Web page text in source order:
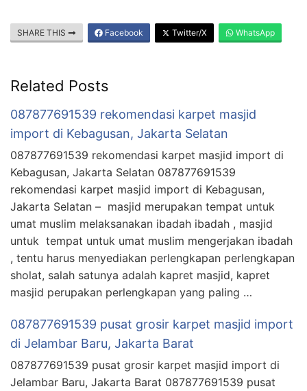
SHARE THIS Facebook Twitter/X WhatsApp
Related Posts
087877691539 rekomendasi karpet masjid
import di Kebagusan, Jakarta Selatan
087877691539 rekomendasi karpet masjid import di
Kebagusan, Jakarta Selatan 087877691539
rekomendasi karpet masjid import di Kebagusan,
Jakarta Selatan – masjid merupakan tempat untuk
umat muslim melaksanakan ibadah ibadah , masjid
untuk tempat untuk umat muslim mengerjakan ibadah
, tentu harus menyediakan perlengkapan perlengkapan
sholat, salah satunya adalah kapret masjid, kapret
masjid perupakan perlengkapan yang paling …
087877691539 pusat grosir karpet masjid import
di Jelambar Baru, Jakarta Barat
087877691539 pusat grosir karpet masjid import di
Jelambar Baru, Jakarta Barat 087877691539 pusat